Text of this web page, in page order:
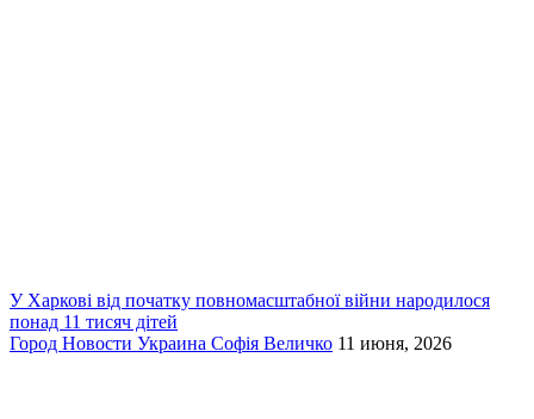
У Харкові від початку повномасштабної війни народилося
понад 11 тисяч дітей
Город Новости Украина Софія Величко 11 июня, 2026